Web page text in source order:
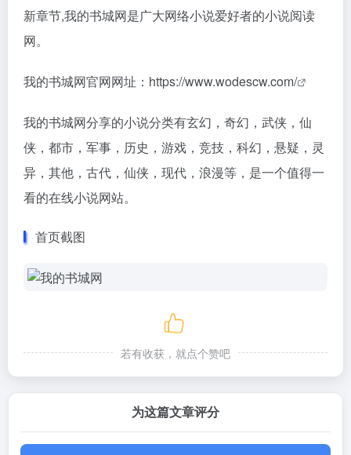
新章节,我的书城网是广大网络小说爱好者的小说阅读
网。
我的书城网官网网址： https://www.wodescw.com/
我的书城网分享的小说分类有玄幻，奇幻，武侠，仙
侠，都市，军事，历史，游戏，竞技，科幻，悬疑，灵
异，其他，古代，仙侠，现代，浪漫等，是一个值得一
看的在线小说网站。
首页截图
若有收获，就点个赞吧
为这篇文章评分